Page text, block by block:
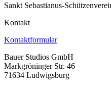
Sankt Sebastianus-
Kontakt
Kontaktformular
Bauer Studios GmbH
Markgröninger Str. 46
71634 Ludwigsburg